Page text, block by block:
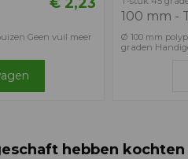
Geen vuil meer
100 mm -
Ø 100 mm
graden
hebben kochten